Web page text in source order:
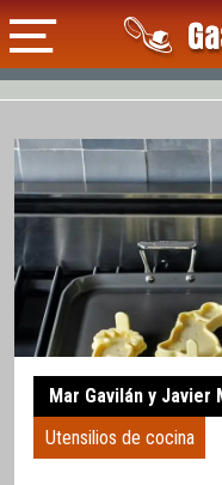
Mar Gavilán y Javier
Utensilios de cocina